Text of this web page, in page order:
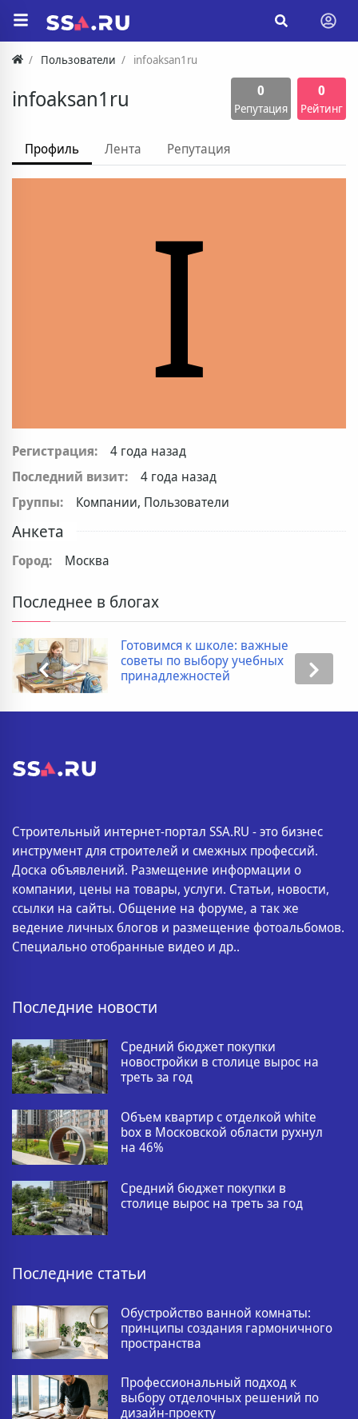
Пользователи infoaksan1ru
infoaksan1ru 0
Репутация
0
Рейтинг
Профиль Лента Репутация
I
Регистрация:
4 года назад
Последний визит:
4 года назад
Группы:
Компании, Пользователи
Анкета
Город: Москва
Последнее в блогах
Готовимся к школе: важные
советы по выбору учебных
принадлежностей
Строительный интернет-портал SSA.RU - это бизнес
инструмент для строителей и смежных профессий.
Доска объявлений. Размещение информации о
компании, цены на товары, услуги. Статьи, новости,
ссылки на сайты. Общение на форуме, а так же
ведение личных блогов и размещение фотоальбомов.
Специально отобранные видео и др..
Последние новости
Средний бюджет покупки
новостройки в столице вырос на
треть за год
Объем квартир с отделкой white
box в Московской области рухнул
на 46%
Средний бюджет покупки в
столице вырос на треть за год
Последние статьи
Обустройство ванной комнаты:
принципы создания гармоничного
пространства
Профессиональный подход к
выбору отделочных решений по
дизайн-проекту